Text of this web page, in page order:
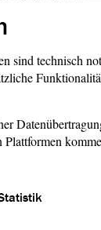
hatte den
Jugendliche
sind technisch